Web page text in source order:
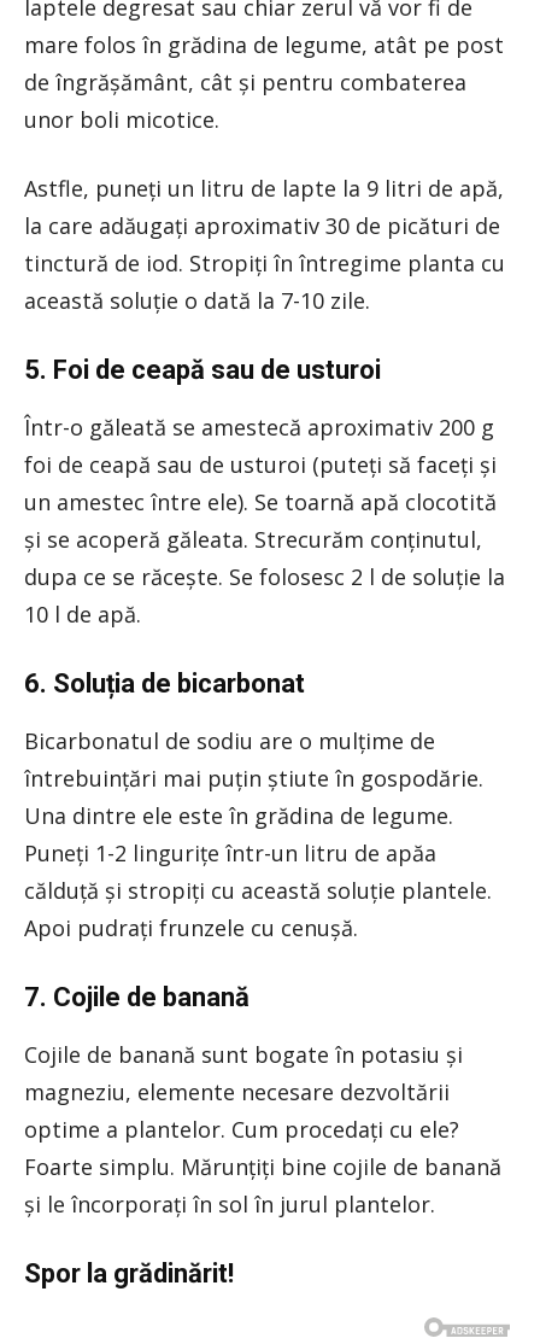
laptele degresat sau chiar zerul vă vor fi de
mare folos în grădina de legume, atât pe post
de îngrășământ, cât și pentru combaterea
unor boli micotice.
Astfle, puneți un litru de lapte la 9 litri de apă,
la care adăugați aproximativ 30 de picături de
tinctură de iod. Stropiți în întregime planta cu
această soluție o dată la 7-10 zile.
5. Foi de ceapă sau de usturoi
Într-o găleată se amestecă aproximativ 200 g
foi de ceapă sau de usturoi (puteți să faceți și
un amestec între ele). Se toarnă apă clocotită
și se acoperă găleata. Strecurăm conținutul,
dupa ce se răcește. Se folosesc 2 l de soluție la
10 l de apă.
6. Soluția de bicarbonat
Bicarbonatul de sodiu are o mulțime de
întrebuințări mai puțin știute în gospodărie.
Una dintre ele este în grădina de legume.
Puneți 1-2 lingurițe într-un litru de apăa
călduță și stropiți cu această soluție plantele.
Apoi pudrați frunzele cu cenușă.
7. Cojile de banană
Cojile de banană sunt bogate în potasiu și
magneziu, elemente necesare dezvoltării
optime a plantelor. Cum procedați cu ele?
Foarte simplu. Mărunțiți bine cojile de banană
și le încorporați în sol în jurul plantelor.
Spor la grădinărit!